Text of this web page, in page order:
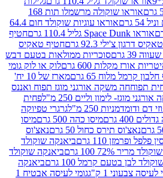
אוראו שוקולה מרשמלו תות 168
אוראו עוגיות שוקולד חום 64.4
חטיף
גרם
חטיף טאקיס
סוכריות ממולאות בטעם דבש
600 גרם
לוק או לוק גומי
65 גרם
מארז של 10 יח'
אורגני מוגז תפוח ואננס
וליים 250 מ"ל
פחית
מ"ל
גרגרי טפיוקה
מיסו כהה 500 גרם
מיסו
כחול 50 גרם
נאצ'וס
גרם
ביאנקה שוקולד
ביאנקה שוקולד
קרמל 100 גרם
ביאנקה
ק"ג גומי לעיסה אבטיח 1